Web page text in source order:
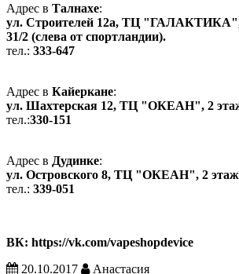
Адрес в Талнахе:
ул. Строителей 12а, ТЦ "ГАЛАКТИКА",
31/2 (слева от спортландии).
тел.: 333-647
Адрес в Кайеркане:
ул. Шахтерская 12, ТЦ "ОКЕАН", 2
тел.:330-151
Адрес в Дудинке:
ул. Островского 8, ТЦ "ОКЕАН", 2 этаж
тел.: 339-051
ВК: https://vk.com/vapeshopdevice
20.10.2017
Анастасия